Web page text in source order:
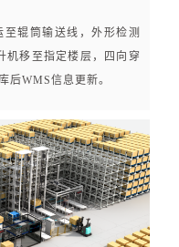
辊筒输送线，外形检测
机移至指定楼层，四向穿
后WMS信息更新。